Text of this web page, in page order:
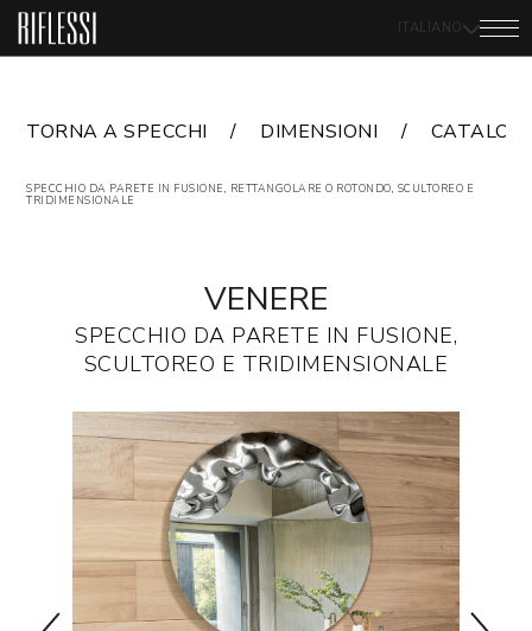
ITALIANO
TORNA A SPECCHI DIMENSIONI
SPECCHIO DA PARETE IN FUSIONE, RETTANGOLARE O ROTONDO, SCULTOREO E
TRIDIMENSIONALE
VENERE
SPECCHIO DA PARETE IN FUSIONE,
SCULTOREO E TRIDIMENSIONALE